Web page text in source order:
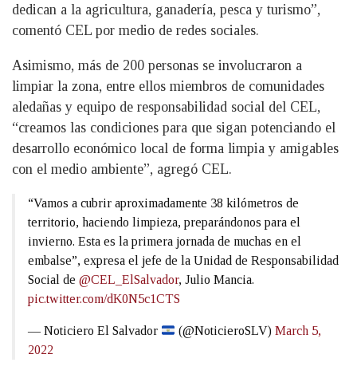
dedican a la agricultura, ganadería, pesca y turismo”,
comentó CEL por medio de redes sociales.
Asimismo, más de 200 personas se involucraron a
limpiar la zona, entre ellos miembros de comunidades
aledañas y equipo de responsabilidad social del CEL,
“creamos las condiciones para que sigan potenciando el
desarrollo económico local de forma limpia y amigables
con el medio ambiente”, agregó CEL.
“Vamos a cubrir aproximadamente 38 kilómetros de
territorio, haciendo limpieza, preparándonos para el
invierno. Esta es la primera jornada de muchas en el
embalse”, expresa el jefe de la Unidad de Responsabilidad
Social de @CEL_ElSalvador, Julio Mancia.
pic.twitter.com/dK0N5c1CTS
— Noticiero El Salvador (@NoticieroSLV)March 5,
2022